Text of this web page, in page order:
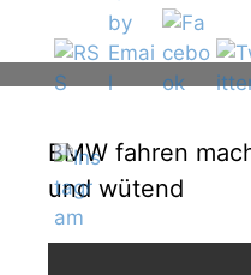
BMW fahren
und wütend